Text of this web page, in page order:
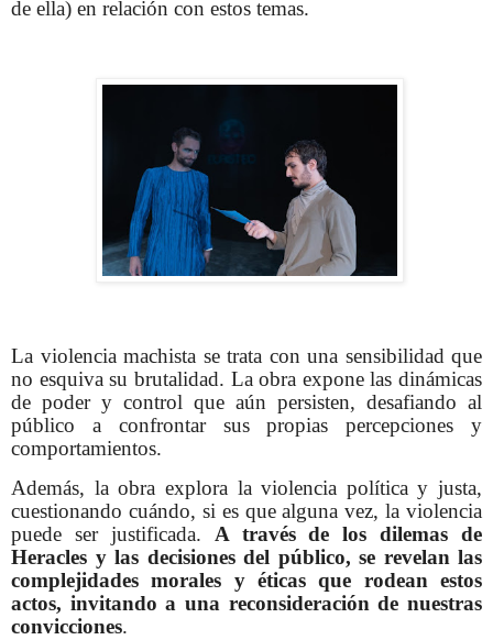
de ella) en relación con estos temas.
La violencia machista se trata con una sensibilidad que
no esquiva su brutalidad. La obra expone las dinámicas
de poder y control que aún persisten, desafiando al
público a confrontar sus propias percepciones y
comportamientos.
Además, la obra explora la violencia política y justa,
cuestionando cuándo, si es que alguna vez, la violencia
puede ser justificada. A través de los dilemas de
Heracles y las decisiones del público, se revelan las
complejidades morales y éticas que rodean estos
actos, invitando a una reconsideración de nuestras
convicciones.